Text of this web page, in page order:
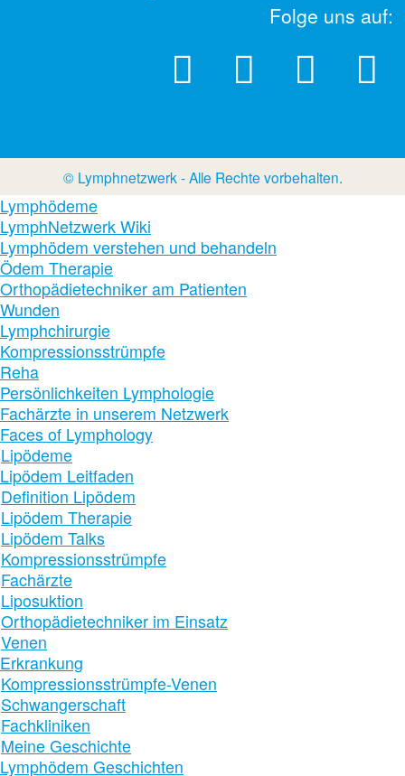
Folge uns auf:
© Lymphnetzwerk - Alle Rechte vorbehalten.
Lymphödeme
LymphNetzwerk Wiki
Lymphödem verstehen und behandeln
Ödem Therapie
Orthopädietechniker am Patienten
Wunden
Lymphchirurgie
Kompressionsstrümpfe
Reha
Persönlichkeiten Lymphologie
Fachärzte in unserem Netzwerk
Faces of Lymphology
Lipödeme
Lipödem Leitfaden
Definition Lipödem
Lipödem Therapie
Lipödem Talks
Kompressionsstrümpfe
Fachärzte
Liposuktion
Orthopädietechniker im Einsatz
Venen
Erkrankung
Kompressionsstrümpfe-Venen
Schwangerschaft
Fachkliniken
Meine Geschichte
Lymphödem Geschichten